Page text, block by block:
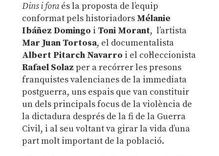
Dins i foraés la proposta de l’equip
conformat pels historiadors Mélanie
Ibáñez Domingo i Toni Morant, l’artista
Mar Juan Tortosa, el documentalista
Albert Pitarch Navarro i el col·leccionista
Rafael Solaz per a recórrer les presons
franquistes valencianes de la immediata
postguerra, uns espais que van constituir
un dels principals focus de la violència de
la dictadura després de la fi de la Guerra
Civil, i al seu voltant va girar la vida d’una
part molt important de la població.